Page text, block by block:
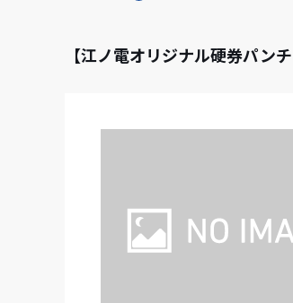
【江ノ電オリジナル硬券パン